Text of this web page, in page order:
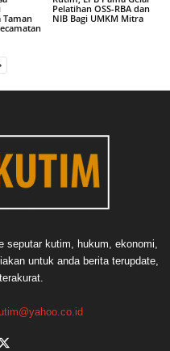
Taman
Pelatihan OSS-RBA dan
NIB Bagi UMKM Mitra
seputar kutim, hukum, ekonomi,
untuk anda berita terupdate,